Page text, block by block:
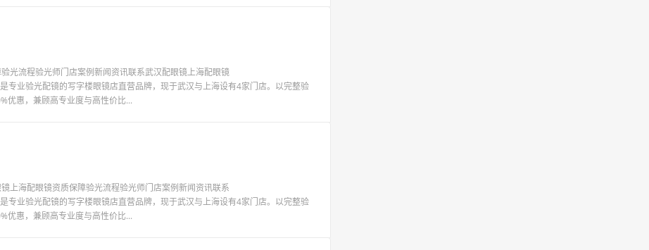
光流程验光师门店案例新闻资讯联系武汉配眼镜上海配眼镜
专业验光配镜的写字楼眼镜店直营品牌，现于武汉与上海设有4家门店。以完整验
优惠，兼顾高专业度与高性价比...
上海配眼镜资质保障验光流程验光师门店案例新闻资讯联系
专业验光配镜的写字楼眼镜店直营品牌，现于武汉与上海设有4家门店。以完整验
优惠，兼顾高专业度与高性价比...